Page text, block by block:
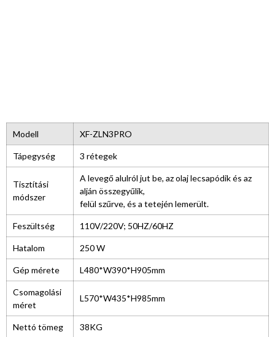
Modell XF-ZLN3PRO
Tápegység 3 rétegek
Tisztítási
módszer
A levegő alulról jut be, az olaj lecsapódik és az
alján összegyűlik,
felül szűrve, és a tetején lemerült.
Feszültség 110V/220V; 50HZ/60HZ
Hatalom 250 W
Gép mérete L480*W390*H905mm
Csomagolási
méret
L570*W435*H985mm
Nettó tömeg 38KG